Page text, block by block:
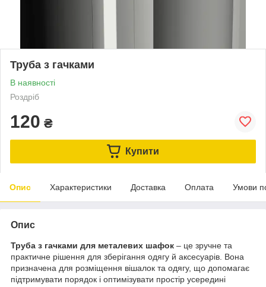
Труба з гачками
В наявності
Роздріб
120 ₴
Купити
Опис Характеристики Доставка Оплата Умови
Опис
Труба з гачками для металевих шафок – це зручне та
практичне рішення для зберігання одягу й аксесуарів. Вона
призначена для розміщення вішалок та одягу, що допомагає
підтримувати порядок і оптимізувати простір усередині